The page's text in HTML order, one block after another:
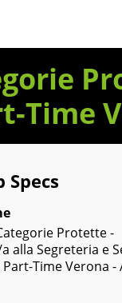
Time
Specs
Protette -
alla Segreteria e
Time Verona -